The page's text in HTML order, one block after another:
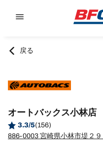
戻る
オートバックス小林店
3.3/5(156)
886-0003 宮崎県小林市堤２９